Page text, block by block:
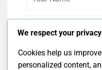
We respect your privacy
Cookies help us
personalized content,